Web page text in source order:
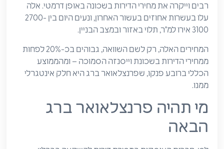
רבים וייקרה את מחירי הדירות בשכונה באופן דרמטי. אלה
עלו בעשרות אחוזים בעשור האחרון, ונעים היום בין 2700-
3100 אירו למ"ר, תלוי באזור ובמצב הבניין.
המחירים האלה, רק לשם השוואה, גבוהים בכ-20% לפחות
ממחירי הדירות בשכונת וייסנזה הסמוכה – ומהממוצע
הכללי ברובע פנקו, שפרנצלאואר ברג היא חלק אינטגרלי
ממנו.
מי תהיה פרנצלאואר ברג
הבאה